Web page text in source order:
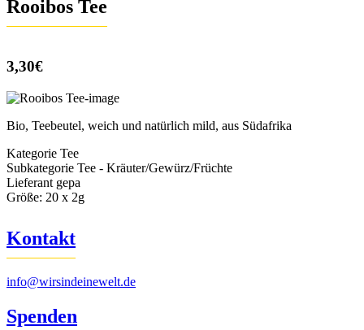
Rooibos Tee
3,30€
Bio, Teebeutel, weich und natürlich mild, aus Südafrika
Kategorie Tee
Subkategorie Tee - Kräuter/Gewürz/Früchte
Lieferant gepa
Größe: 20 x 2g
Kontakt
info@wirsindeinewelt.de
Spenden